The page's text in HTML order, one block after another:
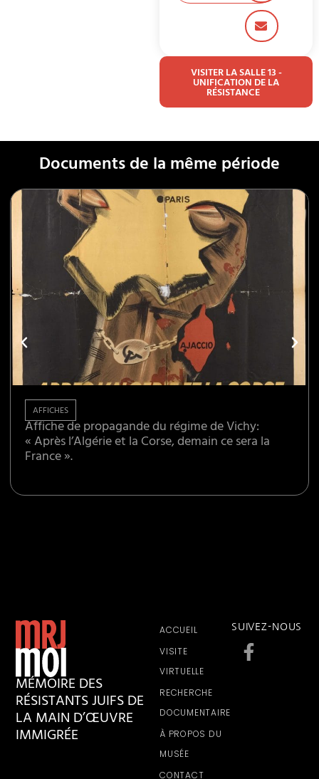
VISITER LA SALLE 13 -
UNIFICATION DE LA
RÉSISTANCE
Documents de la même période
AFFICHES
Affiche de propagande du régime de Vichy:
« Après l’Algérie et la Corse, demain ce sera la
France ».
MÉMOIRE DES
RÉSISTANTS JUIFS DE
LA MAIN D’ŒUVRE
IMMIGRÉE
ACCUEIL
VISITE
VIRTUELLE
RECHERCHE
DOCUMENTAIRE
À PROPOS DU
MUSÉE
CONTACT
SUIVEZ-NOUS